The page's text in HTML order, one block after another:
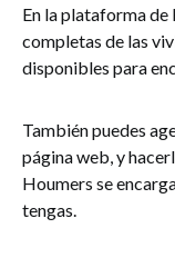
En la plataforma
completas de las
disponibles para
También puedes
página web, y
Houmers se
tengas.